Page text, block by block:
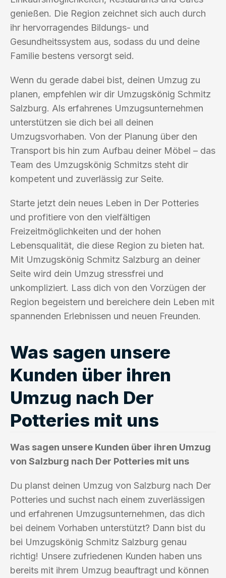
genießen. Die Region zeichnet sich auch durch
ihr hervorragendes Bildungs- und
Gesundheitssystem aus, sodass du und deine
Familie bestens versorgt seid.
Wenn du gerade dabei bist, deinen Umzug zu
planen, empfehlen wir dir Umzugskönig Schmitz
Salzburg. Als erfahrenes Umzugsunternehmen
unterstützen sie dich bei all deinen
Umzugsvorhaben. Von der Planung über den
Transport bis hin zum Aufbau deiner Möbel – das
Team des Umzugskönig Schmitzs steht dir
kompetent und zuverlässig zur Seite.
Starte jetzt dein neues Leben in Der Potteries
und profitiere von den vielfältigen
Freizeitmöglichkeiten und der hohen
Lebensqualität, die diese Region zu bieten hat.
Mit Umzugskönig Schmitz Salzburg an deiner
Seite wird dein Umzug stressfrei und
unkompliziert. Lass dich von den Vorzügen der
Region begeistern und bereichere dein Leben mit
spannenden Erlebnissen und neuen Freunden.
Was sagen unsere
Kunden über ihren
Umzug nach Der
Potteries mit uns
Was sagen unsere Kunden über ihren Umzug
von Salzburg nach Der Potteries mit uns
Du planst deinen Umzug von Salzburg nach Der
Potteries und suchst nach einem zuverlässigen
und erfahrenen Umzugsunternehmen, das dich
bei deinem Vorhaben unterstützt? Dann bist du
bei Umzugskönig Schmitz Salzburg genau
richtig! Unsere zufriedenen Kunden haben uns
bereits mit ihrem Umzug beauftragt und können